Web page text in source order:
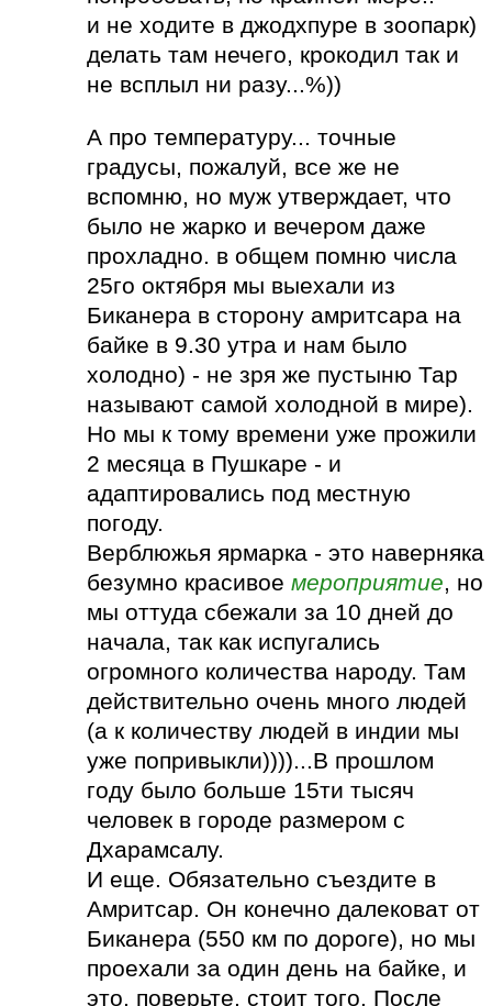
и не ходите в джодхпуре в зоопарк)
делать там нечего, крокодил так и
не всплыл ни разу...%))
А про температуру... точные
градусы, пожалуй, все же не
вспомню, но муж утверждает, что
было не жарко и вечером даже
прохладно. в общем помню числа
25го октября мы выехали из
Биканера в сторону амритсара на
байке в 9.30 утра и нам было
холодно) - не зря же пустыню Тар
называют самой холодной в мире).
Но мы к тому времени уже прожили
2 месяца в Пушкаре - и
адаптировались под местную
погоду.
Верблюжья ярмарка - это наверняка
безумно красивоемероприятие, но
мы оттуда сбежали за 10 дней до
начала, так как испугались
огромного количества народу. Там
действительно очень много людей
(а к количеству людей в индии мы
уже попривыкли))))...В прошлом
году было больше 15ти тысяч
человек в городе размером с
Дхарамсалу.
И еще. Обязательно съездите в
Амритсар. Он конечно далековат от
Биканера (550 км по дороге), но мы
проехали за один день на байке, и
это, поверьте, стоит того. После